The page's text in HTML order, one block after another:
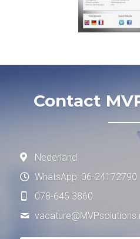
Contact
Nederland
WhatsApp: 06-24172790
078-645 3860
vacature@